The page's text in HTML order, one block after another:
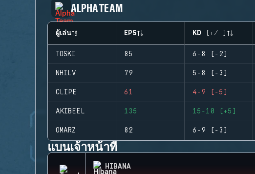
ALPHA TEAM
ผู้เล่น EPS KD (+/-)
TOSKI 85 6-8 (-2)
NHILV 79 5-8 (-3)
CLIPE 61 4-9 (-5)
AKIBEEL 135 15-10 (+5)
OMARZ 82 6-9 (-3)
แบนเจ้าหน้าที่
HIBANA